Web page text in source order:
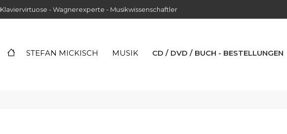
Klaviervirtuose - Wagnerexperte - Musikwissenschaftler
STEFAN MICKISCH MUSIK CD / DVD / BUCH - BESTELLUNGEN